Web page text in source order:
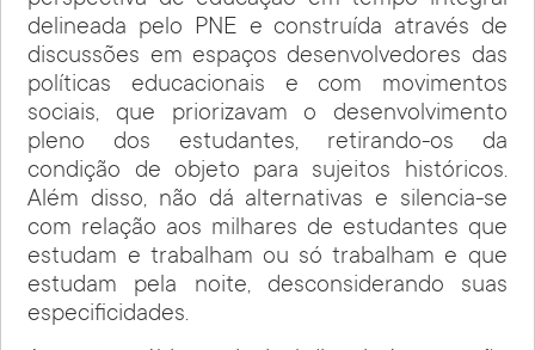
delineada pelo PNE e construída através de
discussões em espaços desenvolvedores das
políticas educacionais e com movimentos
sociais, que priorizavam o desenvolvimento
pleno dos estudantes, retirando-os da
condição de objeto para sujeitos históricos.
Além disso, não dá alternativas e silencia-se
com relação aos milhares de estudantes que
estudam e trabalham ou só trabalham e que
estudam pela noite, desconsiderando suas
especificidades.